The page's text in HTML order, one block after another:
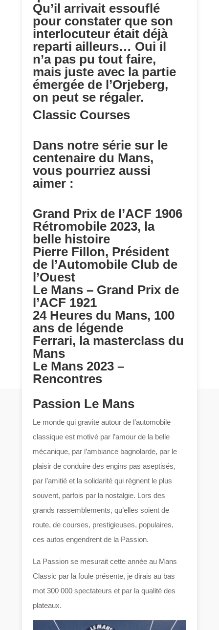
Qu’il arrivait essouflé
pour constater que son
interlocuteur était déjà
reparti ailleurs… Oui il
n’a pas pu tout faire,
mais juste avec la partie
émergée de l’Orjeberg,
on peut se régaler.
Classic Courses
Dans notre série sur le
centenaire du Mans,
vous pourriez aussi
aimer :
Grand Prix de l’ACF 1906
Rétromobile 2023, la
belle histoire
Pierre Fillon, Président
de l’Automobile Club de
l’Ouest
Le Mans – Grand Prix de
l’ACF 1921
24 Heures du Mans, 100
ans de légende
Ferrari, la masterclass du
Mans
Le Mans 2023 –
Rencontres
Passion Le Mans
Le monde qui gravite autour de l’automobile
classique est motivé par l’amour de la belle
mécanique, par l’ambiance bagnolarde, par le
plaisir de conduire des engins pas aseptisés,
par l’amitié et la solidarité qui règnent le plus
souvent, parfois par la nostalgie. Lors des
grands rassemblements, qu’elles soient de
route, de courses, prestigieuses, populaires,
ces autos engendrent de la Passion.
La Passion se mesurait cette année au Mans
Classic par la foule présente, je dirais au bas
mot 300 000 spectateurs et par la qualité des
plateaux.